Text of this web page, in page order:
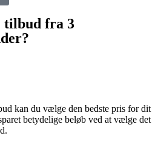
tilbud fra 3
kan du vælge den bedste pris for dit
betydelige beløb ved at vælge det